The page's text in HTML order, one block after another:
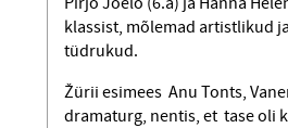
klassist, mõlemad artistlikud
tüdrukud.
Žürii esimees Anu Tonts,
dramaturg, nentis, et tase oli